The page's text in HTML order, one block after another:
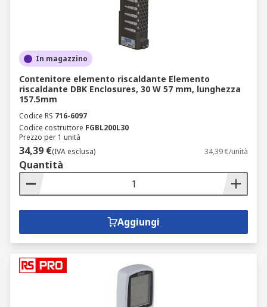
In magazzino
Contenitore elemento riscaldante Elemento
riscaldante DBK Enclosures, 30 W 57 mm, lunghezza
157.5mm
Codice RS 716-6097
Codice costruttore FGBL200L30
Prezzo per 1 unità
34,39 €(IVA esclusa) 34,39 €/unità
Quantità
Aggiungi